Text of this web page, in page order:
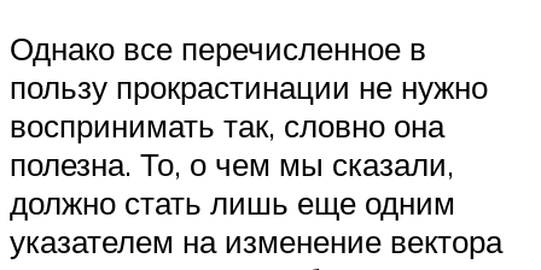
Однако все перечисленное в
пользу прокрастинации не нужно
воспринимать так, словно она
полезна. То, о чем мы сказали,
должно стать лишь еще одним
указателем на изменение вектора